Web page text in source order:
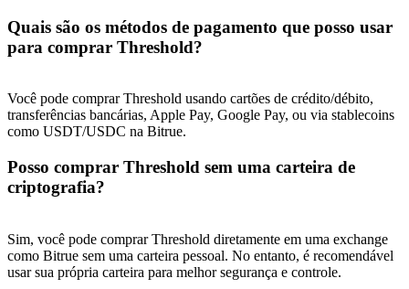
Quais são os métodos de pagamento que posso usar
para comprar Threshold?
Você pode comprar Threshold usando cartões de crédito/débito,
transferências bancárias, Apple Pay, Google Pay, ou via stablecoins
como USDT/USDC na Bitrue.
Posso comprar Threshold sem uma carteira de
criptografia?
Sim, você pode comprar Threshold diretamente em uma exchange
como Bitrue sem uma carteira pessoal. No entanto, é recomendável
usar sua própria carteira para melhor segurança e controle.